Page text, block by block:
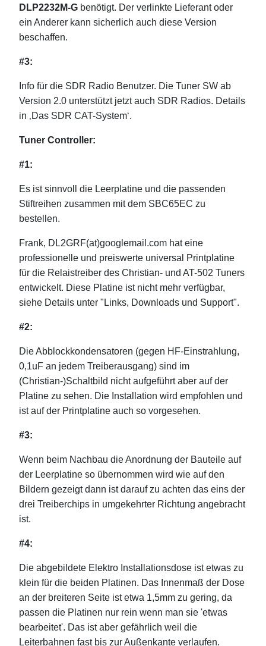
DLP2232M-G benötigt. Der verlinkte Lieferant oder
ein Anderer kann sicherlich auch diese Version
beschaffen.
#3:
Info für die SDR Radio Benutzer. Die Tuner SW ab
Version 2.0 unterstützt jetzt auch SDR Radios. Details
in ‚Das SDR CAT-System‘.
Tuner Controller:
#1:
Es ist sinnvoll die Leerplatine und die passenden
Stiftreihen zusammen mit dem SBC65EC zu
bestellen.
Frank, DL2GRF(at)googlemail.com hat eine
professionelle und preiswerte universal Printplatine
für die Relaistreiber des Christian- und AT-502 Tuners
entwickelt. Diese Platine ist nicht mehr verfügbar,
siehe Details unter "Links, Downloads und Support".
#2:
Die Abblockkondensatoren (gegen HF-Einstrahlung,
0,1uF an jedem Treiberausgang) sind im
(Christian-)Schaltbild nicht aufgeführt aber auf der
Platine zu sehen. Die Installation wird empfohlen und
ist auf der Printplatine auch so vorgesehen.
#3:
Wenn beim Nachbau die Anordnung der Bauteile auf
der Leerplatine so übernommen wird wie auf den
Bildern gezeigt dann ist darauf zu achten das eins der
drei Treiberchips in umgekehrter Richtung angebracht
ist.
#4:
Die abgebildete Elektro Installationsdose ist etwas zu
klein für die beiden Platinen. Das Innenmaß der Dose
an der breiteren Seite ist etwa 1,5mm zu gering, da
passen die Platinen nur rein wenn man sie 'etwas
bearbeitet'. Das ist aber gefährlich weil die
Leiterbahnen fast bis zur Außenkante verlaufen.